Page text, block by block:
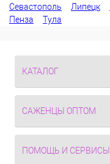
Севастополь
Липецк
Пенза
Тула
КАТАЛОГ
САЖЕНЦЫ ОПТОМ
ПОМОЩЬ И СЕРВИСЫ